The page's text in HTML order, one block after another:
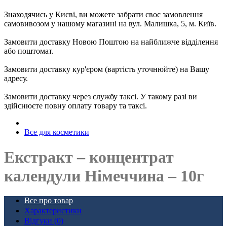
Знаходячись у Києві, ви можете забрати своє замовлення
самовивозом у нашому магазині на вул. Малишка, 5, м. Київ.
Замовити доставку Новою Поштою на найближче відділення
або поштомат.
Замовити доставку кур'єром (вартість уточнюйте) на Вашу
адресу.
Замовити доставку через службу таксі. У такому разі ви
здійснюєте повну оплату товару та таксі.
Все для косметики
Екстракт – концентрат
календули Німеччина – 10г
Все про товар
Характеристики
Відгуки (0)